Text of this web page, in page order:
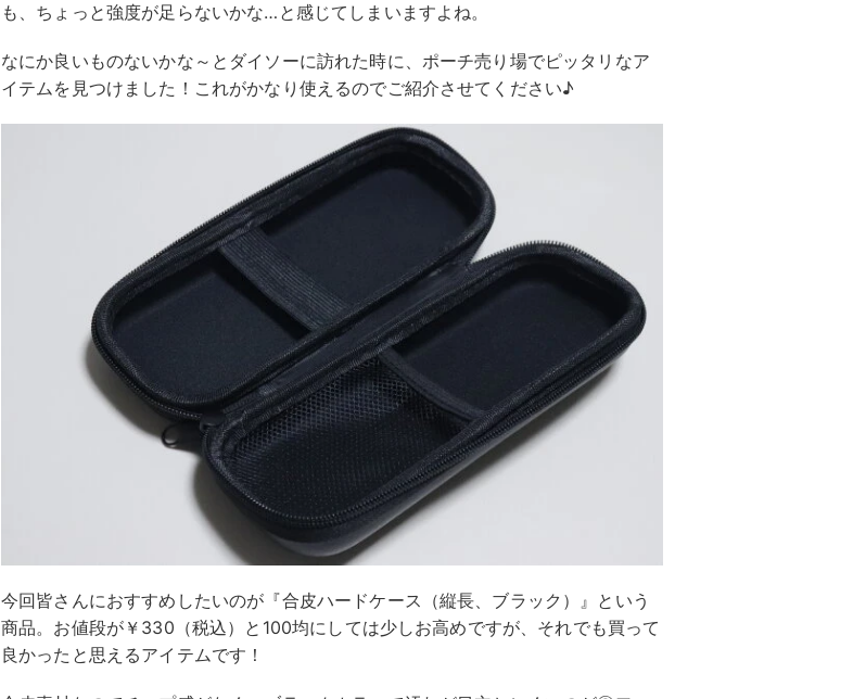
も、ちょっと強度が足らないかな…と感じてしまいますよね。
なにか良いものないかな～とダイソーに訪れた時に、ポーチ売り場でピッタリなア
イテムを見つけました！これがかなり使えるのでご紹介させてください♪
今回皆さんにおすすめしたいのが『合皮ハードケース（縦長、ブラック）』という
商品。お値段が￥330（税込）と100均にしては少しお高めですが、それでも買って
良かったと思えるアイテムです！